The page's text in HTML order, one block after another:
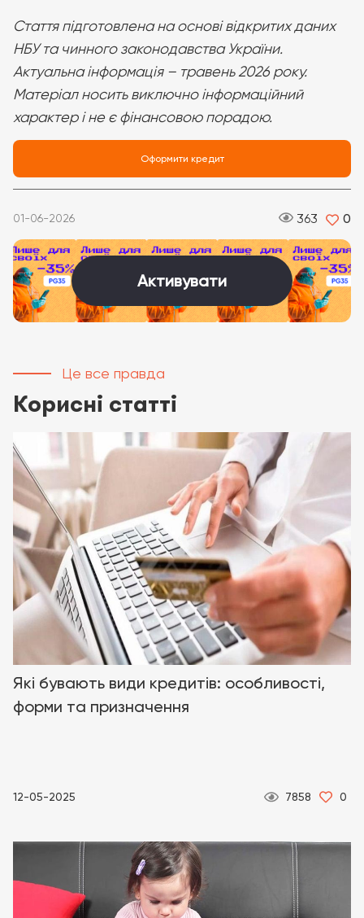
Стаття підготовлена на основі відкритих даних
НБУ та чинного законодавства України.
Актуальна інформація – травень 2026 року.
Матеріал носить виключно інформаційний
характер і не є фінансовою порадою.
Оформити кредит
01-06-2026 363 0
Активувати
Це все правда
Корисні статті
Які бувають види кредитів: особливості,
форми та призначення
12-05-2025 7858 0